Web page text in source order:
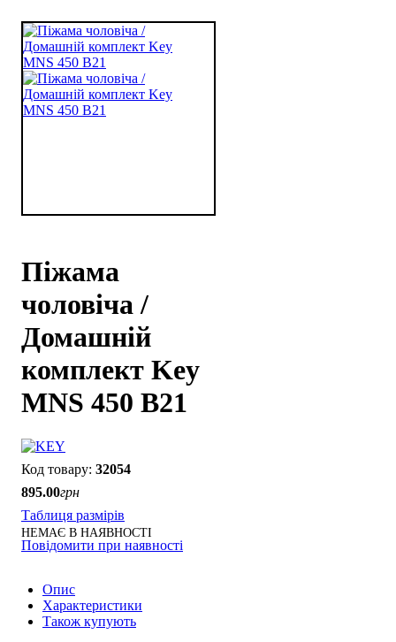
Піжама
чоловіча /
Домашній
комплект Key
MNS 450 B21
32054
895.00грн
Таблиця размірів
НЕМАЄ В НАЯВНОСТІ
Повідомити при наявності
Опис
Характеристики
Також купують